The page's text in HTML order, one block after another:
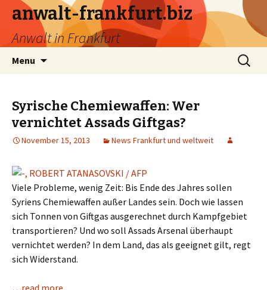
anwalt-frankfurt.biz
Anwalt in Frankfurt
Menu
Search
for:
Syrische Chemiewaffen: Wer
vernichtet Assads Giftgas?
November 15, 2013 News Frankfurt und weltweit
Viele Probleme, wenig Zeit: Bis Ende des Jahres sollen
Syriens Chemiewaffen außer Landes sein. Doch wie lassen
sich Tonnen von Giftgas ausgerechnet durch Kampfgebiet
transportieren? Und wo soll Assads Arsenal überhaupt
vernichtet werden? In dem Land, das als geeignet gilt, regt
sich Widerstand.